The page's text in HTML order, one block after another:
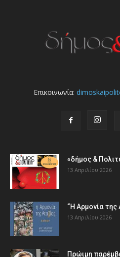
Επικοινωνία:
«δήμος &
13 Απριλίου 2026
“Η Αρμονία της
13 Απριλίου 2026
Πρώιμη